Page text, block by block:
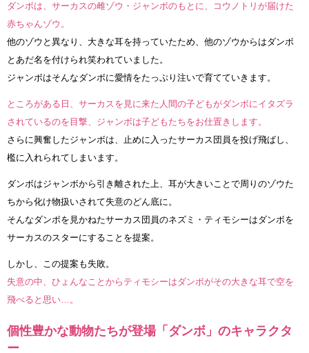
ダンボは、サーカスの雌ゾウ・ジャンボのもとに、コウノトリが届けた
赤ちゃんゾウ。
他のゾウと異なり、大きな耳を持っていたため、他のゾウからはダンボ
とあだ名を付けられ笑われていました。
ジャンボはそんなダンボに愛情をたっぷり注いで育てていきます。
ところがある日、サーカスを見に来た人間の子どもがダンボにイタズラ
されているのを目撃、ジャンボは子どもたちをお仕置きします。
さらに興奮したジャンボは、止めに入ったサーカス団員を投げ飛ばし、
檻に入れられてしまいます。
ダンボはジャンボから引き離された上、耳が大きいことで周りのゾウた
ちから化け物扱いされて失意のどん底に。
そんなダンボを見かねたサーカス団員のネズミ・ティモシーはダンボを
サーカスのスターにすることを提案。
しかし、この提案も失敗。
失意の中、ひょんなことからティモシーはダンボがその大きな耳で空を
飛べると思い…。
個性豊かな動物たちが登場「ダンボ」のキャラクタ
ー